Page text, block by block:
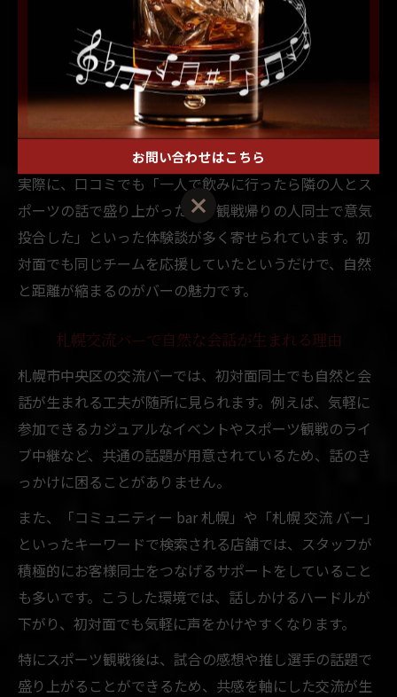
一人でバーに入るのが初めての方は、まずは店員に軽く
話しかけてみることをおすすめします。店員は常連客と
の橋渡し役を担うことが多く、会話の糸口を作ってくれ
ることも。失敗を恐れず、気軽に「今日の試合どうでし
たか？」と声をかけてみることで、共感を得やすくなり
実際に、口コミでも「一人で飲みに行ったら隣の人とス
ポーツの話で盛り上がった」「観戦帰りの人同士で意気
投合した」といった体験談が多く寄せられています。初
対面でも同じチームを応援していたというだけで、自然
と距離が縮まるのがバーの魅力です。
札幌交流バーで自然な会話が生まれる理由
札幌市中央区の交流バーでは、初対面同士でも自然と会
話が生まれる工夫が随所に見られます。例えば、気軽に
参加できるカジュアルなイベントやスポーツ観戦のライ
ブ中継など、共通の話題が用意されているため、話のき
っかけに困ることがありません。
また、「コミュニティー bar 札幌」や「札幌 交流 バー」
といったキーワードで検索される店舗では、スタッフが
積極的にお客様同士をつなげるサポートをしていること
も多いです。こうした環境では、話しかけるハードルが
下がり、初対面でも気軽に声をかけやすくなります。
特にスポーツ観戦後は、試合の感想や推し選手の話題で
盛り上がることができるため、共感を軸にした交流が生
お問い合わせはこちら